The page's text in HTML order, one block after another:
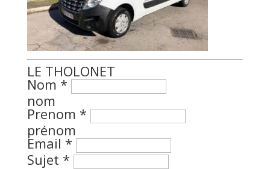
LE THOLONET
Nom *
nom
Prenom *
prénom
Email *
Sujet *